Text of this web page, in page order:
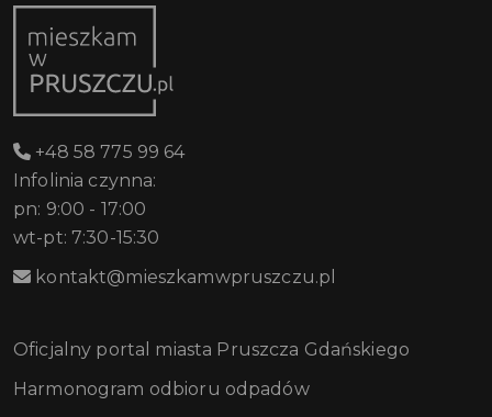
+48 58 775 99 64
Infolinia czynna:
pn: 9:00 - 17:00
wt-pt: 7:30-15:30
kontakt@mieszkamwpruszczu.pl
Oficjalny portal miasta Pruszcza Gdańskiego
Harmonogram odbioru odpadów